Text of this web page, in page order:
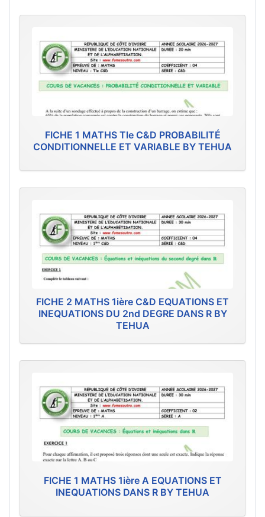
FICHE 1 MATHS Tle C&D PROBABILITÉ
CONDITIONNELLE ET VARIABLE BY TEHUA
FICHE 2 MATHS 1ière C&D EQUATIONS ET
INEQUATIONS DU 2nd DEGRE DANS R BY
TEHUA
FICHE 1 MATHS 1ière A EQUATIONS ET
INEQUATIONS DANS R BY TEHUA